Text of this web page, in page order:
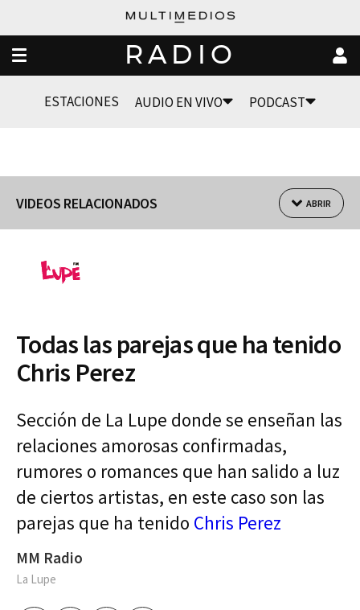
RADIO
ESTACIONES AUDIO EN VIVO PODCAST
VIDEOS RELACIONADOS ABRIR
Todas las parejas que ha tenido
Chris Perez
Sección de La Lupe donde se enseñan las
relaciones amorosas confirmadas,
rumores o romances que han salido a luz
de ciertos artistas, en este caso son las
parejas que ha tenido Chris Perez
MM Radio
La Lupe